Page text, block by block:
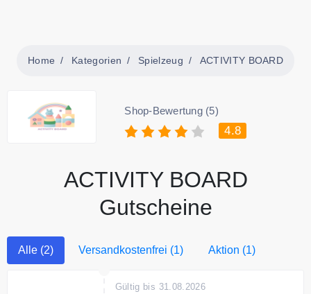
Home Kategorien Spielzeug ACTIVITY BOARD
Shop-Bewertung (5)
4.8
ACTIVITY BOARD
Gutscheine
Alle (2) Versandkostenfrei (1) Aktion (1)
Gültig bis 31.08.2026